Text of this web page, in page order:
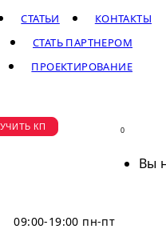
КОНТАКТЫ
СТАТЬИ
СТАТЬ ПАРТНЕРОМ
ПРОЕКТИРОВАНИЕ
09:00-19:00 пн-пт
КП 0
Вы